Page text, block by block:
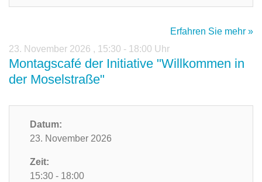
Erfahren Sie mehr »
23. November 2026 , 15:30 - 18:00 Uhr
Montagscafé der Initiative "Willkommen in
der Moselstraße"
Datum:
23. November 2026
Zeit:
15:30 - 18:00